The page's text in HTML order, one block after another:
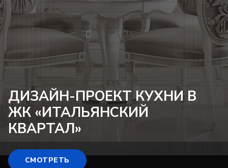
ДИЗАЙН-ПРОЕКТКУХНИ В
ЖК «ИТАЛЬЯНСКИЙ
КВАРТАЛ»
СМОТРЕТЬ